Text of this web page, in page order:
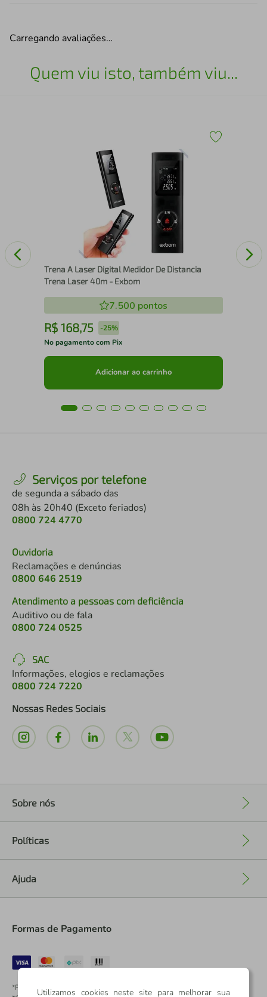
Carregando avaliações…
Quem viu isto, também viu...
Trena A Laser Digital Medidor De Distancia
Trena Laser 40m - Exbom
7.500 pontos
R$ 168,75 -25%
No pagamento com Pix
Adicionar ao carrinho
Serviços por telefone
de segunda a sábado das
08h às 20h40 (Exceto feriados)
0800 724 4770
Ouvidoria
Reclamações e denúncias
0800 646 2519
Atendimento a pessoas com deficiência
Auditivo ou de fala
0800 724 0525
SAC
Informações, elogios e reclamações
0800 724 7220
Nossas Redes Sociais
Sobre nós
Políticas
Ajuda
Formas de Pagamento
*Pontos dos Cartões Sicredi
Utilizamos cookies neste site para melhorar sua